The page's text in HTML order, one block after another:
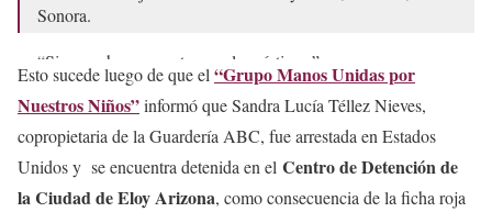
Sonora.
“Siempre hay que estar con las víctimas”.…
pic.twitter.com/CCX4DA2sSF
— Once Noticias (@OnceNoticiasTV)
August 4, 2025
Esto sucede luego de que el “Grupo Manos Unidas por
Nuestros Niños”informó que Sandra Lucía Téllez Nieves,
copropietaria de la Guardería ABC, fue arrestada en Estados
Unidos y se encuentra detenida en el Centro de Detención de
la Ciudad de Eloy Arizona, como consecuencia de la ficha roja